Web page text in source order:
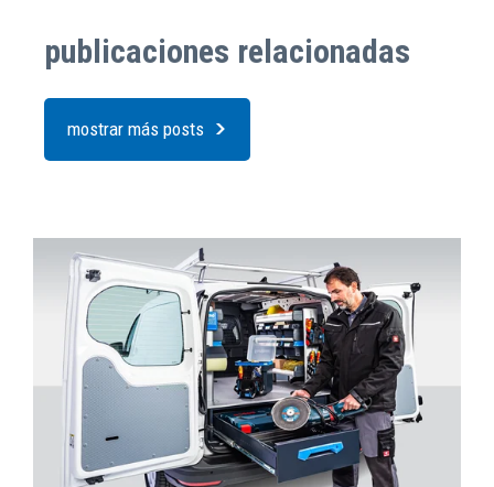
publicaciones relacionadas
mostrar más posts